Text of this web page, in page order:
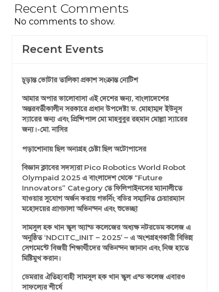
Recent Comments
No comments to show.
Recent Events
চূড়ান্ত ভোটার তালিকা প্রকাশ সংক্রান্ত নোটিশ
আমার অপার ভালোবাসা এই দেশের জন্য, বাংলাদেশের
অন্তরবর্তীকালীন সরকারে প্রধান উপদেষ্টা ড. মোহাম্মদ ইউনূস
স্যারের জন্য এবং প্রিন্সিপাল মো মাহবুবুর রহমান মোল্লা স্যারের
জন্য।-মো. নাসির
পড়াশোনায় ছিল অনাগ্রহ চেষ্টা ছিল অটোপাসের
বিজ্ঞান ক্লাবের সদস্যরা Pico Robotics World Robot
Olympaid 2025 এ বাংলাদেশ থেকে “Future
Innovators” Category তে ফিলিপাইনসের ম্যানালীতে
যাওয়ার সুযোগ অর্জন করায় গভর্নিং বডির সম্মানিত চেয়ারম্যান
মহোদয়ের প্রাণঢালা অভিনন্দন এবং শুভেচ্ছা
সামসুল হক খান স্কুল অ্যান্ড কলেজের অধ্যক্ষ নটরডেম কলেজ এ
অনুষ্ঠিত ‘NDCITC_INIT – 2025’ – এ অংশগ্রহণকারী বিভিন্ন
সেগমেন্টে বিজয়ী শিক্ষার্থীদের অভিনন্দন জানান এবং নিজ হাতে
মিষ্টিমুখ করান।
ডেমরার ঐতিহ্যবাহী সামসুল হক খান স্কুল এন্ড কলেজ এবারও
সাফল্যের শীর্ষে